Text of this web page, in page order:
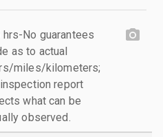
hrs-No guarantees
as to actual
miles/kilometers;
report
what can be
observed.